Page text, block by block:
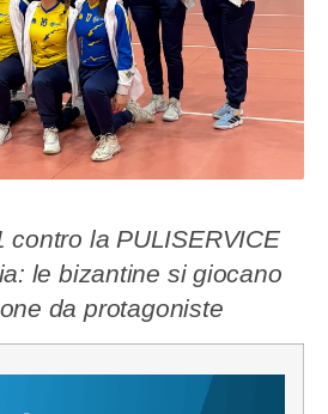
contro la PULISERVICE
le bizantine si giocano
da protagoniste